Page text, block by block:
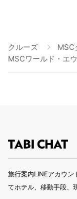
クルーズ
MSC
MSCワールド・エ
旅行案内LINEアカウ
てホテル、移動手段、